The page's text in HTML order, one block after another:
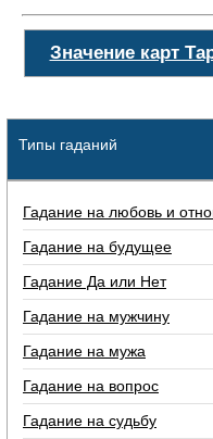
Значение карт
Типы гаданий
Гадание на любовь и
Гадание на будущее
Гадание Да или Нет
Гадание на мужчину
Гадание на мужа
Гадание на вопрос
Гадание на судьбу